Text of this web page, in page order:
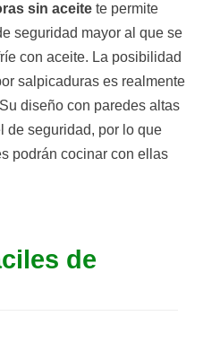
sin aceite te permite
seguridad mayor al que se
con aceite. La posibilidad
salpicaduras es realmente
diseño con paredes altas
de seguridad, por lo que
podrán cocinar con ellas
de